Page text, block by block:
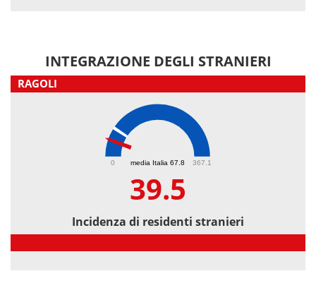
INTEGRAZIONE DEGLI STRANIERI
RAGOLI
media Italia 67.8
0 367.1
39.5
Incidenza di residenti stranieri